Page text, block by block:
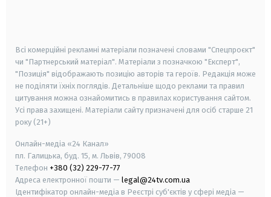
Всі комерційні рекламні матеріали позначені словами "Спецпроєкт"
чи "Партнерський матеріал". Матеріали з позначкою "Експерт",
"Позиція" відображають позицію авторів та героїв. Редакція може
не поділяти їхніх поглядів. Детальніше щодо реклами та правил
цитування можна ознайомитись в правилах користування сайтом.
Усі права захищені. Матеріали сайту призначені для осіб старше 21
року (21+)
Онлайн-медіа «24 Канал»
пл. Галицька, буд. 15, м. Львів, 79008
Телефон +380 (32) 229-77-77
Адреса електронної пошти — legal@24tv.com.ua
Ідентифікатор онлайн-медіа в Реєстрі суб'єктів у сфері медіа —